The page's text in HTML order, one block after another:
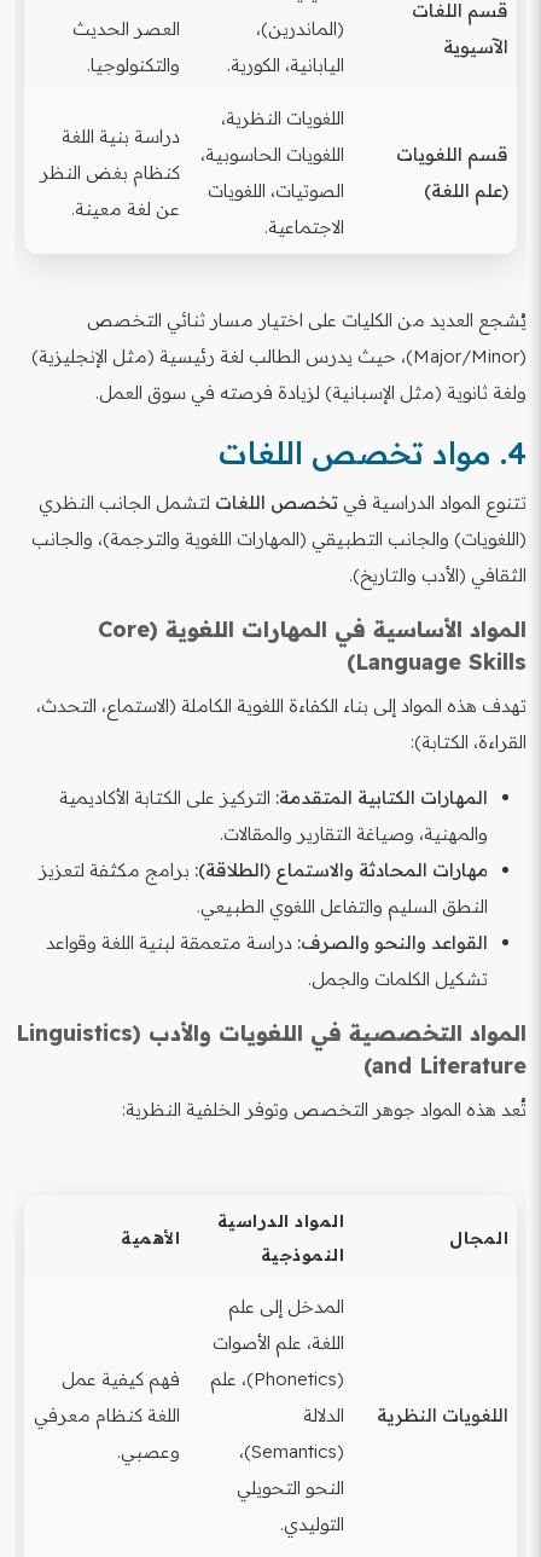
قسم اللغات
الآسيوية
(الماندرين)،
اليابانية، الكورية.
العصر الحديث
والتكنولوجيا.
قسم اللغويات
(علم اللغة)
اللغويات النظرية،
اللغويات الحاسوبية،
الصوتيات، اللغويات
الاجتماعية.
دراسة بنية اللغة
كنظام بغض النظر
عن لغة معينة.
يُشجع العديد من الكليات على اختيار مسار ثنائي التخصص
(Major/Minor)، حيث يدرس الطالب لغة رئيسية (مثل الإنجليزية)
ولغة ثانوية (مثل الإسبانية) لزيادة فرصته في سوق العمل.
4. مواد تخصص اللغات
تتنوع المواد الدراسية في تخصص اللغات لتشمل الجانب النظري
(اللغويات) والجانب التطبيقي (المهارات اللغوية والترجمة)، والجانب
الثقافي (الأدب والتاريخ).
المواد الأساسية في المهارات اللغوية (Core
Language Skills)
تهدف هذه المواد إلى بناء الكفاءة اللغوية الكاملة (الاستماع، التحدث،
القراءة، الكتابة):
المهارات الكتابية المتقدمة: التركيز على الكتابة الأكاديمية
والمهنية، وصياغة التقارير والمقالات.
مهارات المحادثة والاستماع (الطلاقة): برامج مكثفة لتعزيز
النطق السليم والتفاعل اللغوي الطبيعي.
القواعد والنحو والصرف: دراسة متعمقة لبنية اللغة وقواعد
تشكيل الكلمات والجمل.
المواد التخصصية في اللغويات والأدب (Linguistics
and Literature)
تُعد هذه المواد جوهر التخصص وتوفر الخلفية النظرية:
المجال
المواد الدراسية
النموذجية
الأهمية
اللغويات النظرية
المدخل إلى علم
اللغة، علم الأصوات
(Phonetics)، علم
الدلالة
(Semantics)،
النحو التحويلي
التوليدي.
فهم كيفية عمل
اللغة كنظام معرفي
وعصبي.